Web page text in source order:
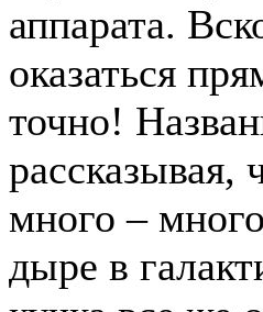
аппарата.
оказаться
точно!
много –
дыре в